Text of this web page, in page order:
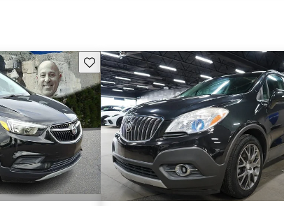
Guarda este Aviso